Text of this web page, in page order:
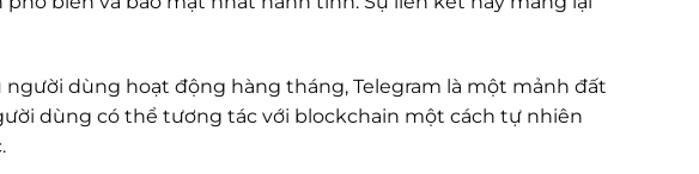
dùng hoạt động hàng tháng, Telegram là một mảnh đất
dùng có thể tương tác với blockchain một cách tự nhiên